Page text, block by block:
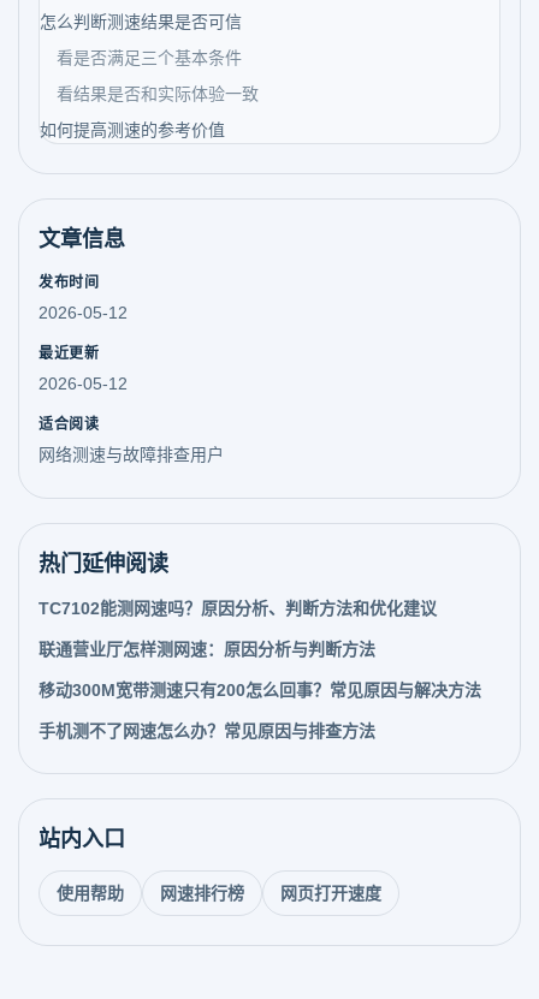
怎么判断测速结果是否可信
看是否满足三个基本条件
看结果是否和实际体验一致
如何提高测速的参考价值
文章信息
发布时间
2026-05-12
最近更新
2026-05-12
适合阅读
网络测速与故障排查用户
热门延伸阅读
TC7102能测网速吗？原因分析、判断方法和优化建议
联通营业厅怎样测网速：原因分析与判断方法
移动300M宽带测速只有200怎么回事？常见原因与解决方法
手机测不了网速怎么办？常见原因与排查方法
站内入口
使用帮助 网速排行榜 网页打开速度